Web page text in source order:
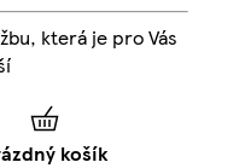
která je pro Vás
košík